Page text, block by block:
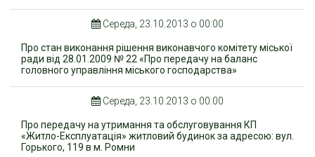
Середа, 23.10.2013 о 00:00
Про стан виконання рішення виконавчого комітету міської
ради від 28.01.2009 № 22 «Про передачу на баланс
головного управління міського господарства»
Середа, 23.10.2013 о 00:00
Про передачу на утримання та обслуговування КП
«Житло-Експлуатація» житловий будинок за адресою: вул.
Горького, 119 в м. Ромни